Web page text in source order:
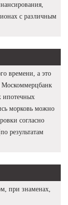
с различным
времени, а это
Москоммерцбанк
ипотечных
морковь можно
согласно
результатам
при знаменах,